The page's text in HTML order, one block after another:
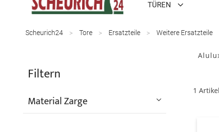
TÜREN
Scheurich24 Tore Ersatzteile Weitere Ersatzteile
1 Artikel
Filtern
Material Zarge